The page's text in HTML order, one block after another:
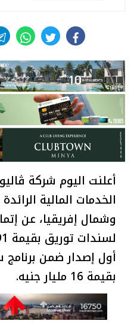
facebook
twitter
whats
أعلنت اليوم شركة
الخدمات المالية
وشمال إفريقيا، عن
أول إصدار ضمن برنامج
بقيمة 16 مليار جنيه.